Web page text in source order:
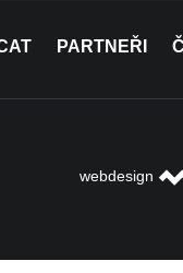
PARTNEŘI
webdesign